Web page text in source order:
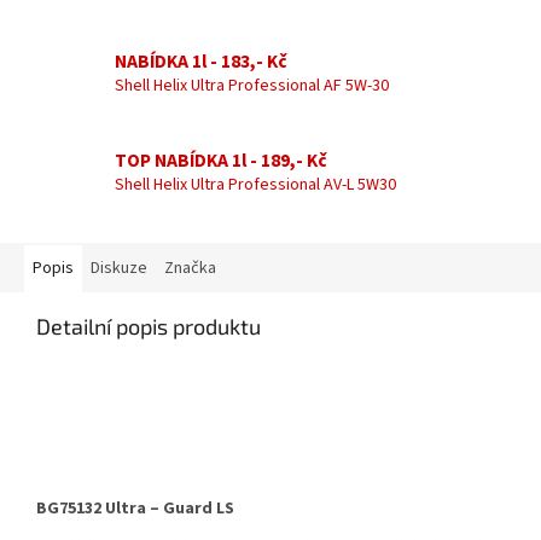
NABÍDKA 1l - 183,- Kč
Shell Helix Ultra Professional AF 5W-30
TOP NABÍDKA 1l - 189,- Kč
Shell Helix Ultra Professional AV-L 5W30
Popis Diskuze Značka
Detailní popis produktu
BG75132 Ultra – Guard LS